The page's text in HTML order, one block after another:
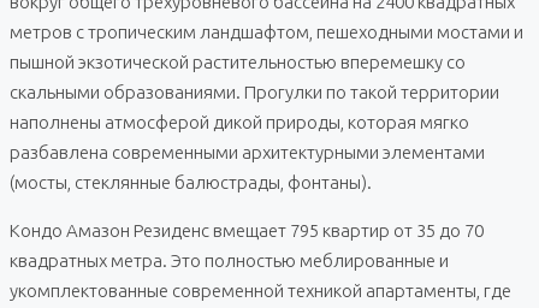
метров с тропическим ландшафтом, пешеходными мостами и
пышной экзотической растительностью вперемешку со
скальными образованиями. Прогулки по такой территории
наполнены атмосферой дикой природы, которая мягко
разбавлена современными архитектурными элементами
(мосты, стеклянные балюстрады, фонтаны).
Кондо Амазон Резиденс вмещает 795 квартир от 35 до 70
квадратных метра. Это полностью меблированные и
укомплектованные современной техникой апартаменты, где